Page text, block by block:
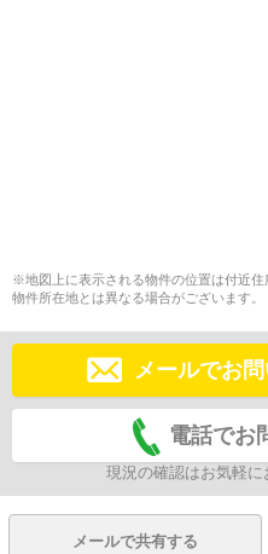
※地図上に表示される物件の位置は付近
物件所在地とは異なる場合がございます。
メールでお
電話でお
現況の確認はお気軽に
メールで共有する